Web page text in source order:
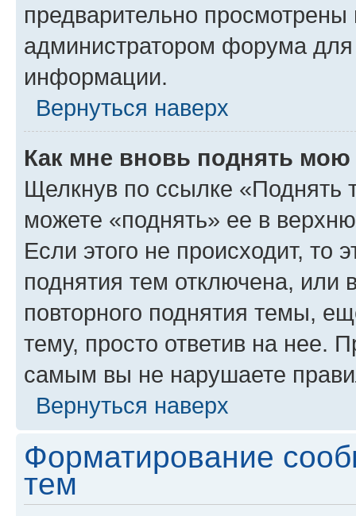
предварительно
администратором форума
информации.
Вернуться наверх
Как мне вновь поднять мою
Щелкнув по ссылке «Поднять
можете «поднять» ее в
Если этого не происходит, то
поднятия тем отключена, или
повторного поднятия темы,
тему, просто ответив на нее.
самым вы не нарушаете
Вернуться наверх
Форматирование
тем